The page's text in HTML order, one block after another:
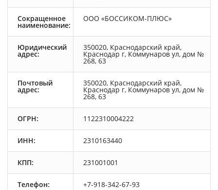
Сокращенное
наименование:
ООО «БОССИКОМ-ПЛЮС»
Юридический
адрес:
350020, Краснодарский край,
Краснодар г, Коммунаров ул, дом №
268, 63
Почтовый
адрес:
350020, Краснодарский край,
Краснодар г, Коммунаров ул, дом №
268, 63
ОГРН: 1122310004222
ИНН: 2310163440
КПП: 231001001
Телефон: +7-918-342-67-93